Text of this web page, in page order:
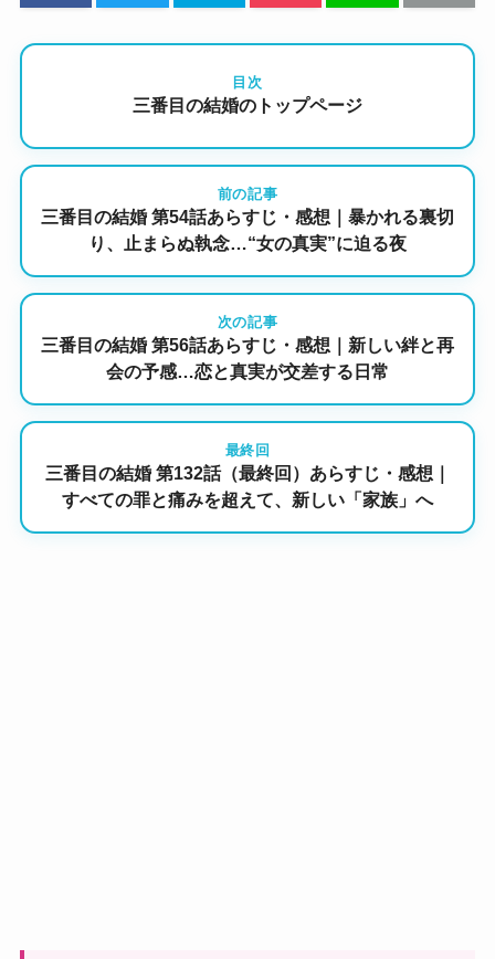
目次
三番目の結婚のトップページ
前の記事
三番目の結婚 第54話あらすじ・感想｜暴かれる裏切
り、止まらぬ執念…“女の真実”に迫る夜
次の記事
三番目の結婚 第56話あらすじ・感想｜新しい絆と再
会の予感…恋と真実が交差する日常
最終回
三番目の結婚 第132話（最終回）あらすじ・感想｜
すべての罪と痛みを超えて、新しい「家族」へ